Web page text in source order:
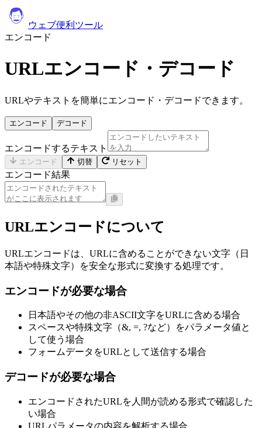
ウェブ便利ツール
エンコード
URLエンコード・デコード
URLやテキストを簡単にエンコード・デコードできます。
エンコード デコード
エンコードするテキスト
エンコード 切替 リセット
エンコード結果
URLエンコードについて
URLエンコードは、URLに含めることができない文字（日
本語や特殊文字）を安全な形式に変換する処理です。
エンコードが必要な場合
日本語やその他の非ASCII文字をURLに含める場合
スペースや特殊文字（&, =, ?など）をパラメータ値と
して使う場合
フォームデータをURLとして送信する場合
デコードが必要な場合
エンコードされたURLを人間が読める形式で確認した
い場合
URLパラメータの内容を解析する場合